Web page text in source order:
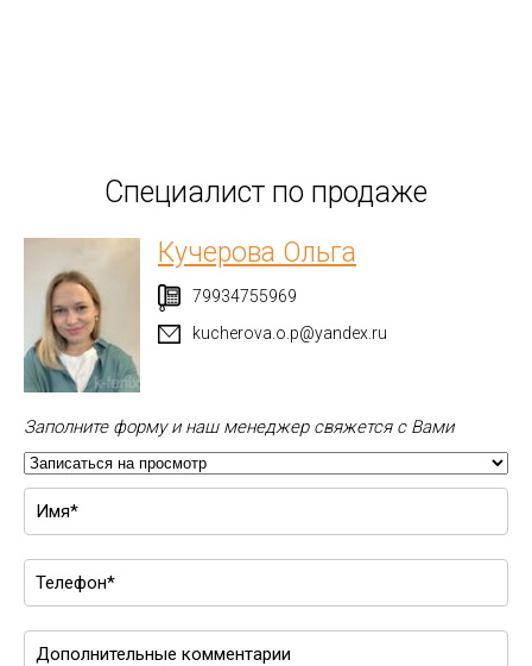
Специалист по продаже
Кучерова Ольга
79934755969
kucherova.o.p@yandex.ru
Заполните форму и наш менеджер свяжется с Вами